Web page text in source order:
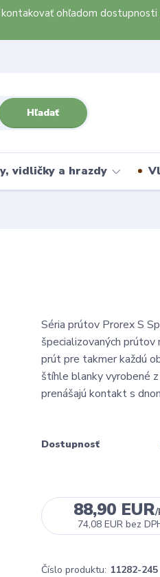
ohľadom
Hľadať
vidličky a hrazdy
Séria prútov Prorex S
špecializovaných prútov
prút pre takmer každú
štíhle blanky vyrobené
prenášajú kontakt s
Dostupnosť
88,90 EUR/
74,08 EUR bez
Číslo produktu: 11282-245